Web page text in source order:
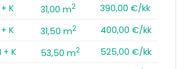
+ K 31,00 m2
390,00 €/kk
+ K 31,50 m2
400,00 €/kk
+ K 53,50 m2
525,00 €/kk